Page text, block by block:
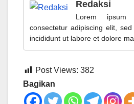
Redaksi
Lorem
consectetur adipiscing elit,
incididunt ut labore et dolore
Post Views: 382
Bagikan